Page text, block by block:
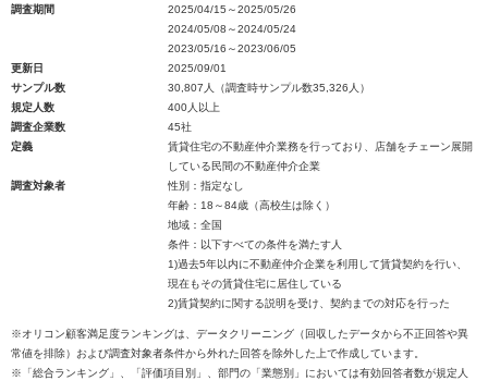
調査期間
2025/04/15～2025/05/26
2024/05/08～2024/05/24
2023/05/16～2023/06/05
更新日
2025/09/01
サンプル数
30,807人（調査時サンプル数35,326人）
規定人数
400人以上
調査企業数
45社
定義
賃貸住宅の不動産仲介業務を行っており、店舗をチェーン展開
している民間の不動産仲介企業
調査対象者
性別：指定なし
年齢：18～84歳（高校生は除く）
地域：全国
条件：以下すべての条件を満たす人
1)過去5年以内に不動産仲介企業を利用して賃貸契約を行い、
現在もその賃貸住宅に居住している
2)賃貸契約に関する説明を受け、契約までの対応を行った
※オリコン顧客満足度ランキングは、データクリーニング（回収したデータから不正回答や異
常値を排除）および調査対象者条件から外れた回答を除外した上で作成しています。
※「総合ランキング」、「評価項目別」、部門の「業態別」においては有効回答者数が規定人